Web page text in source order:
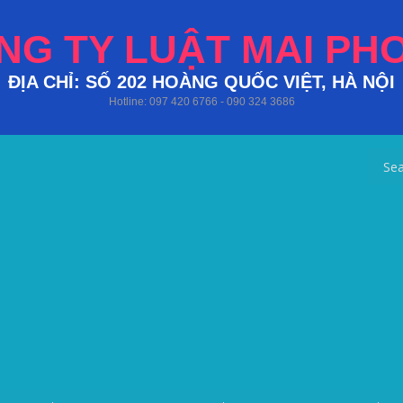
TY LUẬT MAI
ĐỊA CHỈ: SỐ 202 HOÀNG QUỐC VIỆT, HÀ NỘI
Hotline: 097 420 6766 - 090 324 3686